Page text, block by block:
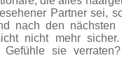
Partner sei,
nach den
nicht mehr
Gefühle sie